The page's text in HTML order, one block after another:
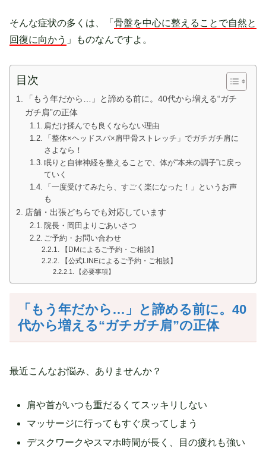
そんな症状の多くは、「 骨盤を中心に整えることで自然と
回復に向かう 」ものなんですよ。
目次
「もう年だから…」と諦める前に。40代から増える“ガチ
ガチ肩”の正体
肩だけ揉んでも良くならない理由
「整体×ヘッドスパ×肩甲骨ストレッチ」でガチガチ肩に
さよなら！
眠りと自律神経を整えることで、体が“本来の調子”に戻っ
ていく
「一度受けてみたら、すごく楽になった！」というお声
も
店舗・出張どちらでも対応しています
院長・岡田よりごあいさつ
ご予約・お問い合わせ
【DMによるご予約・ご相談】
【公式LINEによるご予約・ご相談】
【必要事項】
「もう年だから …」と諦める前に。40
代から増える“ガチガチ肩”の正体
最近こんなお悩み、ありませんか？
肩や首がいつも重だるくてスッキリしない
マッサージに行ってもすぐ戻ってしまう
デスクワークやスマホ時間が長く、目の疲れも強い